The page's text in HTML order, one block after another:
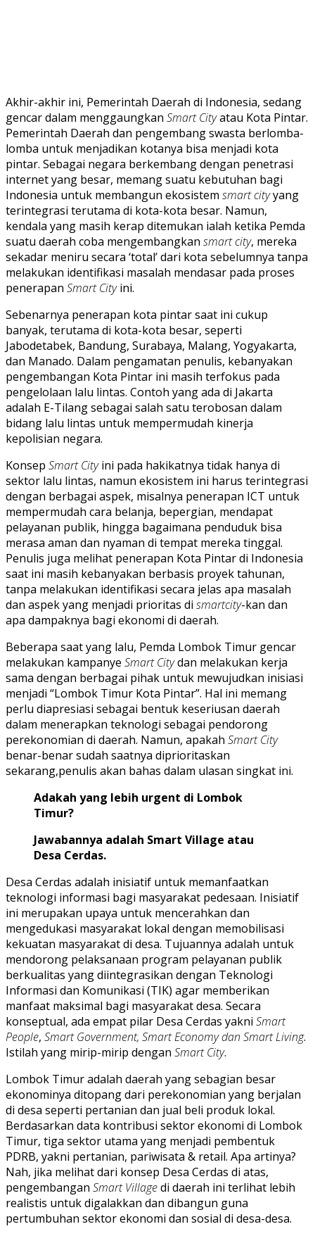
Akhir-akhir ini, Pemerintah Daerah di Indonesia, sedang
gencar dalam menggaungkan Smart Cityatau Kota Pintar.
Pemerintah Daerah dan pengembang swasta berlomba-
lomba untuk menjadikan kotanya bisa menjadi kota
pintar. Sebagai negara berkembang dengan penetrasi
internet yang besar, memang suatu kebutuhan bagi
Indonesia untuk membangun ekosistem smart cityyang
terintegrasi terutama di kota-kota besar. Namun,
kendala yang masih kerap ditemukan ialah ketika Pemda
suatu daerah coba mengembangkan smart city, mereka
sekadar meniru secara ‘total’ dari kota sebelumnya tanpa
melakukan identifikasi masalah mendasar pada proses
penerapan Smart Cityini.
Sebenarnya penerapan kota pintar saat ini cukup
banyak, terutama di kota-kota besar, seperti
Jabodetabek, Bandung, Surabaya, Malang, Yogyakarta,
dan Manado. Dalam pengamatan penulis, kebanyakan
pengembangan Kota Pintar ini masih terfokus pada
pengelolaan lalu lintas. Contoh yang ada di Jakarta
adalah E-Tilang sebagai salah satu terobosan dalam
bidang lalu lintas untuk mempermudah kinerja
kepolisian negara.
Konsep Smart Cityini pada hakikatnya tidak hanya di
sektor lalu lintas, namun ekosistem ini harus terintegrasi
dengan berbagai aspek, misalnya penerapan ICT untuk
mempermudah cara belanja, bepergian, mendapat
pelayanan publik, hingga bagaimana penduduk bisa
merasa aman dan nyaman di tempat mereka tinggal.
Penulis juga melihat penerapan Kota Pintar di Indonesia
saat ini masih kebanyakan berbasis proyek tahunan,
tanpa melakukan identifikasi secara jelas apa masalah
dan aspek yang menjadi prioritas di smartcity-kan dan
apa dampaknya bagi ekonomi di daerah.
Beberapa saat yang lalu, Pemda Lombok Timur gencar
melakukan kampanye Smart Citydan melakukan kerja
sama dengan berbagai pihak untuk mewujudkan inisiasi
menjadi “Lombok Timur Kota Pintar”. Hal ini memang
perlu diapresiasi sebagai bentuk keseriusan daerah
dalam menerapkan teknologi sebagai pendorong
perekonomian di daerah. Namun, apakah Smart City
benar-benar sudah saatnya diprioritaskan
sekarang,penulis akan bahas dalam ulasan singkat ini.
Adakah yang lebih urgent di Lombok
Timur?
Jawabannya adalah Smart Village atau
Desa Cerdas.
Desa Cerdas adalah inisiatif untuk memanfaatkan
teknologi informasi bagi masyarakat pedesaan. Inisiatif
ini merupakan upaya untuk mencerahkan dan
mengedukasi masyarakat lokal dengan memobilisasi
kekuatan masyarakat di desa. Tujuannya adalah untuk
mendorong pelaksanaan program pelayanan publik
berkualitas yang diintegrasikan dengan Teknologi
Informasi dan Komunikasi (TIK) agar memberikan
manfaat maksimal bagi masyarakat desa. Secara
konseptual, ada empat pilar Desa Cerdas yakni Smart
People, Smart Government, Smart Economy dan Smart Living.
Istilah yang mirip-mirip dengan Smart City.
Lombok Timur adalah daerah yang sebagian besar
ekonominya ditopang dari perekonomian yang berjalan
di desa seperti pertanian dan jual beli produk lokal.
Berdasarkan data kontribusi sektor ekonomi di Lombok
Timur, tiga sektor utama yang menjadi pembentuk
PDRB, yakni pertanian, pariwisata & retail. Apa artinya?
Nah, jika melihat dari konsep Desa Cerdas di atas,
pengembangan Smart Villagedi daerah ini terlihat lebih
realistis untuk digalakkan dan dibangun guna
pertumbuhan sektor ekonomi dan sosial di desa-desa.